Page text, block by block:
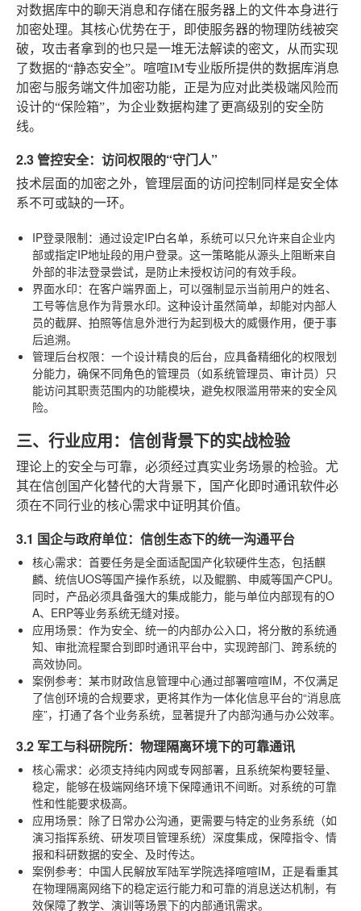
对数据库中的聊天消息和存储在服务器上的文件本身进行
加密处理。其核心优势在于，即使服务器的物理防线被突
破，攻击者拿到的也只是一堆无法解读的密文，从而实现
了数据的“静态安全”。喧喧IM专业版所提供的数据库消息
加密与服务端文件加密功能，正是为应对此类极端风险而
设计的“保险箱”，为企业数据构建了更高级别的安全防
线。
2.3 管控安全：访问权限的“守门人”
技术层面的加密之外，管理层面的访问控制同样是安全体
系不可或缺的一环。
IP登录限制：通过设定IP白名单，系统可以只允许来自企业内
部或指定IP地址段的用户登录。这一策略能从源头上阻断来自
外部的非法登录尝试，是防止未授权访问的有效手段。
界面水印：在客户端界面上，可以强制显示当前用户的姓名、
工号等信息作为背景水印。这种设计虽然简单，却能对内部人
员的截屏、拍照等信息外泄行为起到极大的威慑作用，便于事
后追溯。
管理后台权限：一个设计精良的后台，应具备精细化的权限划
分能力，确保不同角色的管理员（如系统管理员、审计员）只
能访问其职责范围内的功能模块，避免权限滥用带来的安全风
险。
三、行业应用：信创背景下的实战检验
理论上的安全与可靠，必须经过真实业务场景的检验。尤
其在信创国产化替代的大背景下，国产化即时通讯软件必
须在不同行业的核心需求中证明其价值。
3.1 国企与政府单位：信创生态下的统一沟通平台
核心需求：首要任务是全面适配国产化软硬件生态，包括麒
麟、统信UOS等国产操作系统，以及鲲鹏、申威等国产CPU。
同时，产品必须具备强大的集成能力，能与单位内部现有的O
A、ERP等业务系统无缝对接。
应用场景：作为安全、统一的内部办公入口，将分散的系统通
知、审批流程聚合到即时通讯平台中，实现跨部门、跨系统的
高效协同。
案例参考：某市财政信息管理中心通过部署喧喧IM，不仅满足
了信创环境的合规要求，更将其作为一体化信息平台的“消息底
座”，打通了各个业务系统，显著提升了内部沟通与办公效率。
3.2 军工与科研院所：物理隔离环境下的可靠通讯
核心需求：必须支持纯内网或专网部署，且系统架构要轻量、
稳定，能够在极端网络环境下保障通讯不间断。对系统的可靠
性和性能要求极高。
应用场景：除了日常办公沟通，更需要与特定的业务系统（如
演习指挥系统、研发项目管理系统）深度集成，保障指令、情
报和科研数据的安全、及时传达。
案例参考：中国人民解放军陆军学院选择喧喧IM，正是看重其
在物理隔离网络下的稳定运行能力和可靠的消息送达机制，有
效保障了教学、演训等场景下的内部通讯需求。